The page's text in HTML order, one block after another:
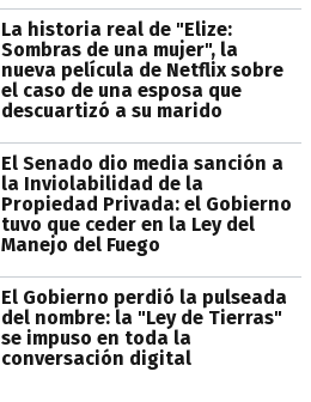
La historia real de "Elize:
Sombras de una mujer", la
nueva película de Netflix sobre
el caso de una esposa que
descuartizó a su marido
El Senado dio media sanción a
la Inviolabilidad de la
Propiedad Privada: el Gobierno
tuvo que ceder en la Ley del
Manejo del Fuego
El Gobierno perdió la pulseada
del nombre: la "Ley de Tierras"
se impuso en toda la
conversación digital